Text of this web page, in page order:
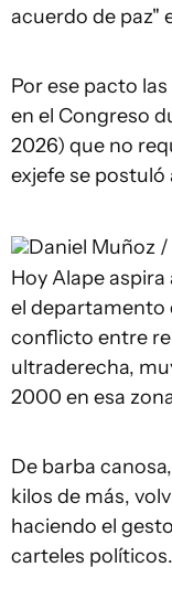
acuerdo de paz"
Por ese pacto
en el Congreso
2026) que no
exjefe se
Daniel Muñoz /
Hoy Alape
el departamento
conflicto entre
ultraderecha,
2000 en esa
De barba
kilos de más,
haciendo el
carteles políticos.